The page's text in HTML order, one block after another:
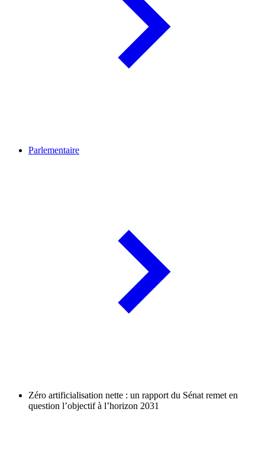
Parlementaire
Zéro artificialisation nette : un rapport du Sénat remet en
question l’objectif à l’horizon 2031